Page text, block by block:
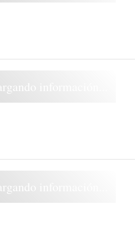
información...
información...